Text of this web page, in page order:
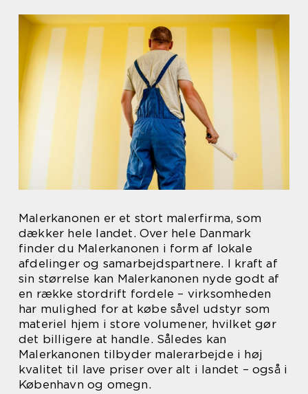
Malerkanonen er et stort malerfirma, som
dækker hele landet. Over hele Danmark
finder du Malerkanonen i form af lokale
afdelinger og samarbejdspartnere. I kraft af
sin størrelse kan Malerkanonen nyde godt af
en række stordrift fordele – virksomheden
har mulighed for at købe såvel udstyr som
materiel hjem i store volumener, hvilket gør
det billigere at handle. Således kan
Malerkanonen tilbyder malerarbejde i høj
kvalitet til lave priser over alt i landet – også i
København og omegn.